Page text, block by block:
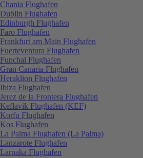
Chania Flughafen
Dublin Flughafen
Edinburgh Flughafen
Faro Flughafen
Frankfurt am Main Flughafen
Fuerteventura Flughafen
Funchal Flughafen
Gran Canaria Flughafen
Heraklion Flughafen
Ibiza Flughafen
Jerez de la Frontera Flughafen
Keflavik Flughafen (KEF)
Korfu Flughafen
Kos Flughafen
La Palma Flughafen (La Palma)
Lanzarote Flughafen
Larnaka Flughafen